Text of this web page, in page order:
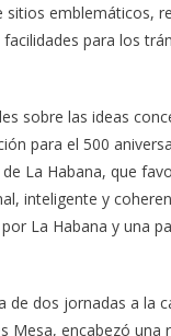
sitios emblemáticos,
para los
sobre las ideas
para el 500
La Habana, que
inteligente y
La Habana y una
de dos jornadas a la
Mesa, encabezó una